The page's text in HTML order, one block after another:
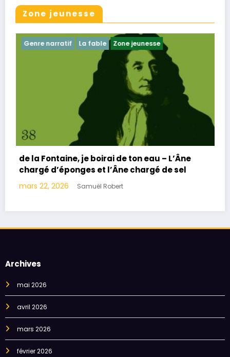
Zone jeunesse
narratif La ​fable Zone jeunesse
Fontaine, je boirai de ton eau – L’Âne
d’éponges et l’Âne chargé de sel
22, 2026 Samuël Robert
Archives
mai 2026
avril 2026
mars 2026
février 2026